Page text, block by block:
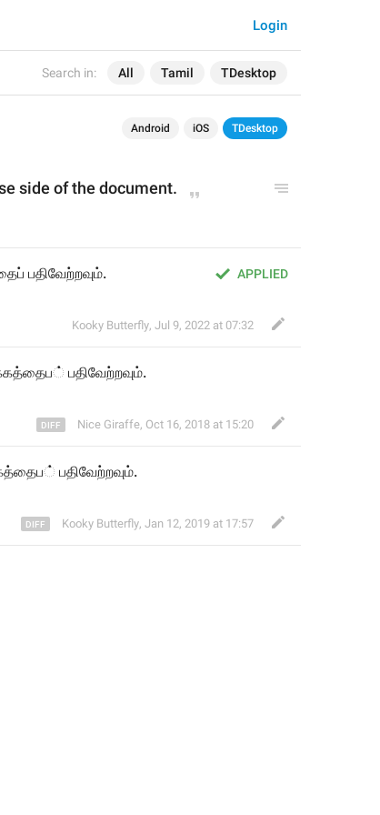
Search in: All Tamil TDesktop
Login
Android iOS TDesktop
side of the document.
APPLIED
பதிவேற்றவும்.
Kooky Butterfly, Jul 9, 2022 at 07:32
ப ் பதவேற்றவும்.
Nice Giraffe, Oct 16, 2018 at 15:20
ப ் பதவேற்றவும்.
Kooky Butterfly, Jan 12, 2019 at 17:57